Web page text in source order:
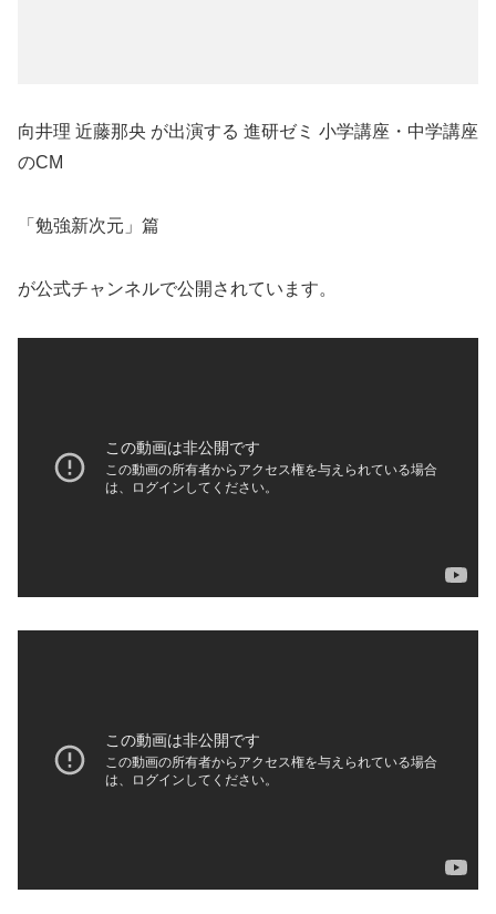
向井理 近藤那央 が出演する 進研ゼミ 小学講座・中学講座
のCM
「勉強新次元」篇
が公式チャンネルで公開されています。